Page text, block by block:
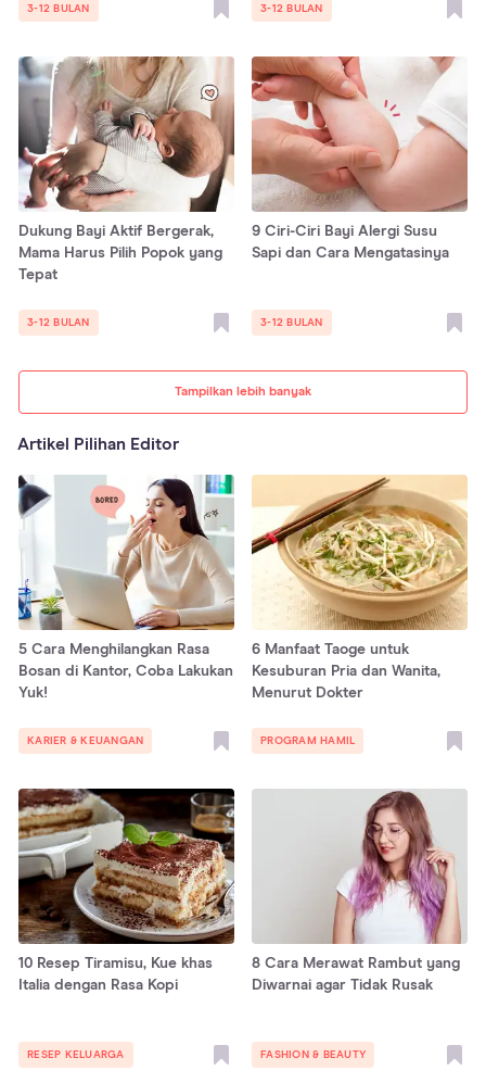
Tampilkan lebih banyak
3-12 BULAN 3-12 BULAN
Dukung Bayi Aktif Bergerak,
Mama Harus Pilih Popok yang
Tepat
3-12 BULAN
9 Ciri-Ciri Bayi Alergi Susu
Sapi dan Cara Mengatasinya
3-12 BULAN
Artikel Pilihan Editor
5 Cara Menghilangkan Rasa
Bosan di Kantor, Coba Lakukan
Yuk!
KARIER & KEUANGAN
6 Manfaat Taoge untuk
Kesuburan Pria dan Wanita,
Menurut Dokter
PROGRAM HAMIL
10 Resep Tiramisu, Kue khas
Italia dengan Rasa Kopi
RESEP KELUARGA
8 Cara Merawat Rambut yang
Diwarnai agar Tidak Rusak
FASHION & BEAUTY